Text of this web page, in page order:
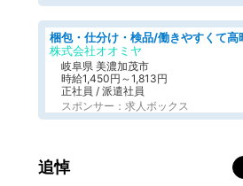
株式会社オオミヤ
岐阜県 美濃加茂市
時給1,450円～1,813円
正社員 / 派遣社員
スポンサー：求人ボックス
追悼